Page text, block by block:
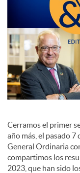
o
c
i
a
l
Cerramos el primer
año más, el pasado
General Ordinaria
compartimos los
2023, que han sido